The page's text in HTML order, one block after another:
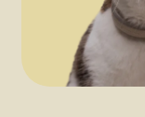
ISCRIVITI PER
Ottieni
Scopri le nuove